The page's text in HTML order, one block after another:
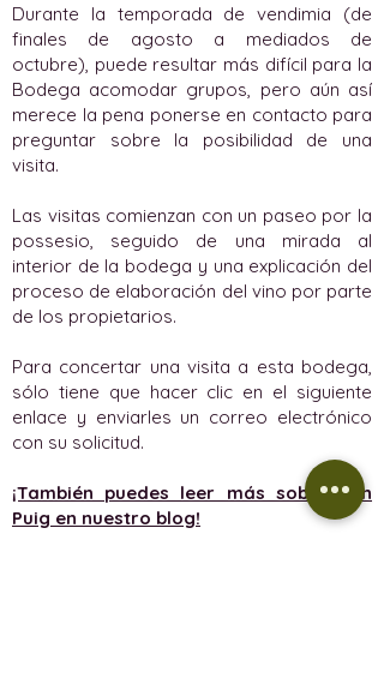
Durante la temporada de vendimia (de
finales de agosto a mediados de
octubre), puede resultar más difícil para la
Bodega acomodar grupos, pero aún así
merece la pena ponerse en contacto para
preguntar sobre la posibilidad de una
visita.
Las visitas comienzan con un paseo por la
possesio, seguido de una mirada al
interior de la bodega y una explicación del
proceso de elaboración del vino por parte
de los propietarios.
Para concertar una visita a esta bodega,
sólo tiene que hacer clic en el siguiente
enlace y enviarles un correo electrónico
con su solicitud.
¡También puedes leer más sobre Son
Puig en nuestro blog!